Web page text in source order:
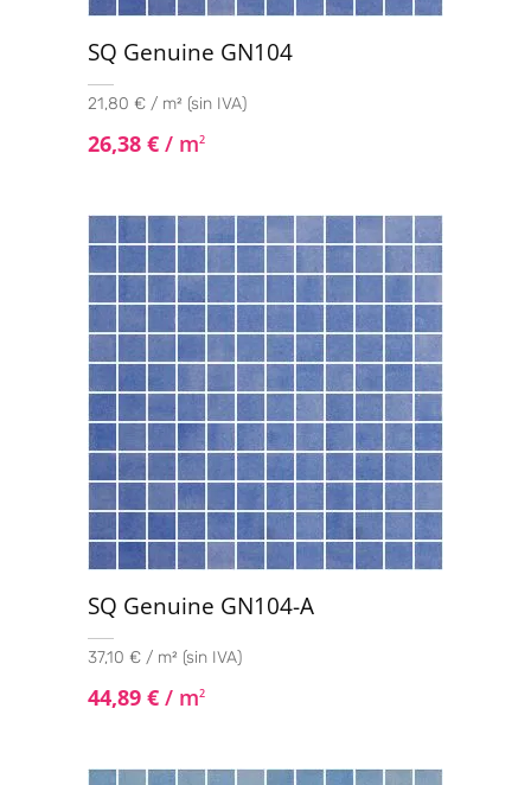
SQ Genuine GN104
21,80 € / m² (sin IVA)
26,38 € / m2
SQ Genuine GN104-A
37,10 € / m² (sin IVA)
44,89 € / m2